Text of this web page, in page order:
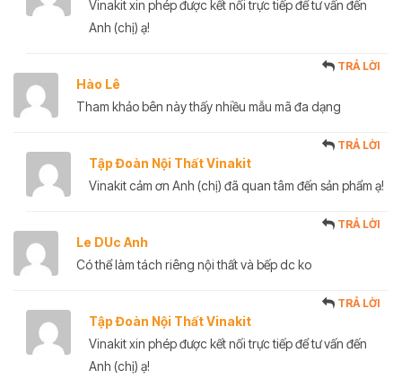
Vinakit xin phép được kết nối trực tiếp để tư vấn đến
Anh (chị) ạ!
Hào Lê
TRẢ LỜI
Tham khảo bên này thấy nhiều mẫu mã đa dạng
Tập Đoàn Nội Thất Vinakit
TRẢ LỜI
Vinakit cảm ơn Anh (chị) đã quan tâm đến sản phẩm ạ!
Le DUc Anh
TRẢ LỜI
Có thể làm tách riêng nội thất và bếp dc ko
Tập Đoàn Nội Thất Vinakit
TRẢ LỜI
Vinakit xin phép được kết nối trực tiếp để tư vấn đến
Anh (chị) ạ!